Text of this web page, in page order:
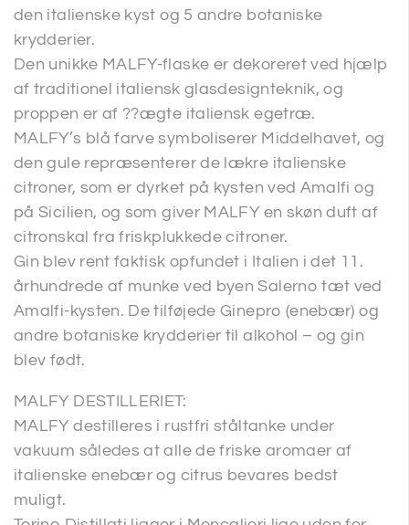
den italienske kyst og 5 andre botaniske
krydderier.
Den unikke MALFY-flaske er dekoreret ved hjælp
af traditionel italiensk glasdesignteknik, og
proppen er af ??ægte italiensk egetræ.
MALFY’s blå farve symboliserer Middelhavet, og
den gule repræsenterer de lækre italienske
citroner, som er dyrket på kysten ved Amalfi og
på Sicilien, og som giver MALFY en skøn duft af
citronskal fra friskplukkede citroner.
Gin blev rent faktisk opfundet i Italien i det 11.
århundrede af munke ved byen Salerno tæt ved
Amalfi-kysten. De tilføjede Ginepro (enebær) og
andre botaniske krydderier til alkohol – og gin
blev født.
MALFY DESTILLERIET:
MALFY destilleres i rustfri ståltanke under
vakuum således at alle de friske aromaer af
italienske enebær og citrus bevares bedst
muligt.